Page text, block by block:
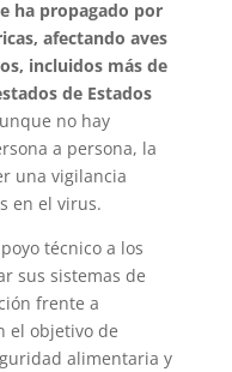
ha propagado por
afectando aves
incluidos más de
de Estados
no hay
a persona, la
una vigilancia
en el virus.
técnico a los
sus sistemas de
frente a
el objetivo de
alimentaria y